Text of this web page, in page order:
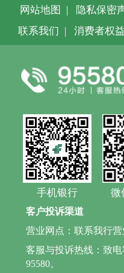
网站地图 | 隐私保密
联系我们 | 消费者权
手机银行 微
客户投诉渠道
营业网点：联系我行营
客服与投诉热线：致电
95580。